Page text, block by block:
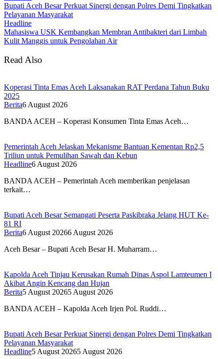
Bupati Aceh Besar Perkuat Sinergi dengan Polres Demi Tingkatkan
Pelayanan Masyarakat
Headline
Mahasiswa USK Kembangkan Membran Antibakteri dari Limbah
Kulit Manggis untuk Pengolahan Air
Read Also
Koperasi Tinta Emas Aceh Laksanakan RAT Perdana Tahun Buku
2025
Berita6 August 2026
BANDA ACEH – Koperasi Konsumen Tinta Emas Aceh…
Pemerintah Aceh Jelaskan Mekanisme Bantuan Kementan Rp2,5
Triliun untuk Pemulihan Sawah dan Kebun
Headline6 August 2026
BANDA ACEH – Pemerintah Aceh memberikan penjelasan
terkait…
Bupati Aceh Besar Semangati Peserta Paskibraka Jelang HUT Ke-
81 RI
Berita6 August 20266 August 2026
Aceh Besar – Bupati Aceh Besar H. Muharram…
Kapolda Aceh Tinjau Kerusakan Rumah Dinas Aspol Lamteumen I
Akibat Angin Kencang dan Hujan
Berita5 August 20265 August 2026
BANDA ACEH – Kapolda Aceh Irjen Pol. Ruddi…
Bupati Aceh Besar Perkuat Sinergi dengan Polres Demi Tingkatkan
Pelayanan Masyarakat
Headline5 August 20265 August 2026